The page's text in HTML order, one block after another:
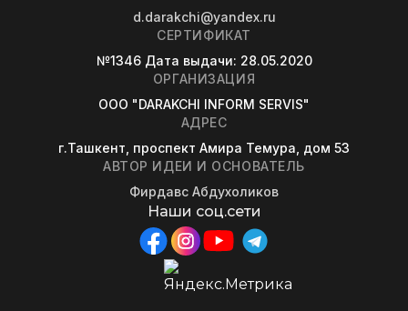
d.darakchi@yandex.ru
СЕРТИФИКАТ
№1346 Дата выдачи: 28.05.2020
ОРГАНИЗАЦИЯ
OOO "DARAKCHI INFORM SERVIS"
АДРЕС
г.Ташкент, проспект Амира Темура, дом 53
АВТОР ИДЕИ И ОСНОВАТЕЛЬ
Фирдавс Абдухоликов
Наши соц.сети